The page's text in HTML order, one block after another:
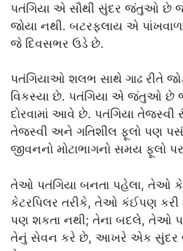
પતંગિયા એ સૌથી સુંદર જંતુઓ છે
જોયા નથી. બટરફ્લાય એ
જે દિવસભર ઉડે છે.
પતંગિયાઓ શલભ સાથે ગાઢ રીતે
વિકસ્યા છે. પતંગિયા એ જંતુઓ છે
દોરવામાં આવે છે. પતંગિયા
તેજસ્વી અને ગતિશીલ ફૂલો પણ
જીવનનો મોટાભાગનો સમય ફૂલો
તેઓ પતંગિયા બનતા પહેલા, તેઓ
કેટરપિલર તરીકે, તેઓ કંઈપણ કરી
પણ શકતા નથી; તેના બદલે, તેઓ
તેનું સેવન કરે છે, આખરે એક સુંદર